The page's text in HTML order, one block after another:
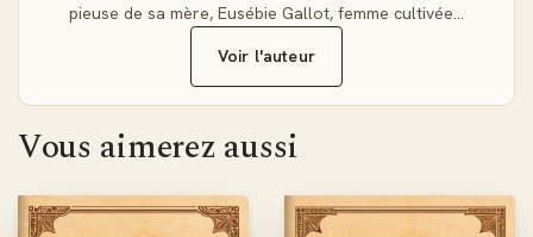
Un outil d'étude durable
Ce PDF haute qualité constitue un investissement
académique permanent. Compatible avec tous les appareils,
il s'archive facilement dans votre bibliothèque numérique
personnelle. Les annotations de Godet, reconnues par les
exégètes contemporains, transforment cette édition en
compagnon indispensable pour pasteurs, étudiants en
pieuse de sa mère, Eusébie Gallot, femme cultivée…
Voir l'auteur
Vous aimerez aussi